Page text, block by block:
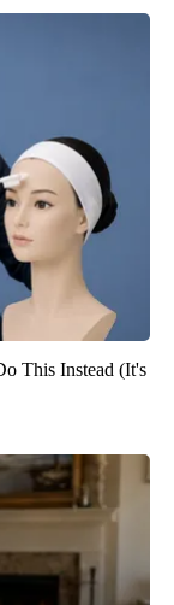
This Instead (It's